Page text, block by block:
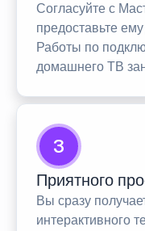
Согласуйте с
предоставьте
Работы по
домашнего ТВ
3
Приятного
Вы сразу
интерактивного